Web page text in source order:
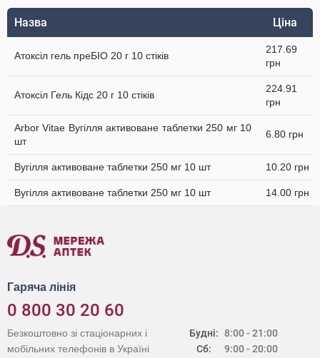
Назва Ціна
Атоксіл гель преБІО 20 г 10 стіків
217.69
грн
Атоксіл Гель Кідс 20 г 10 стіків
224.91
грн
Arbor Vitae Вугілля активоване таблетки 250 мг 10
шт
6.80 грн
Вугілля активоване таблетки 250 мг 10 шт 10.20 грн
Вугілля активоване таблетки 250 мг 10 шт 14.00 грн
Гаряча лінія
0 800 30 20 60
Будні:
Сб:
8:00 - 21:00
9:00 - 20:00
Безкоштовно зі стаціонарних і
мобільних телефонів в Україні